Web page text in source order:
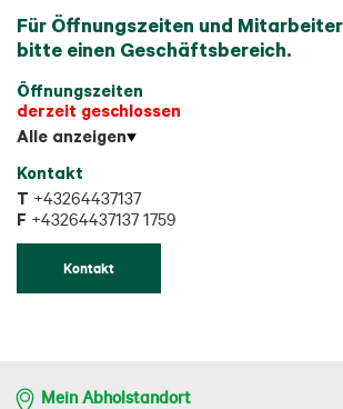
Für Öffnungszeiten und
bitte einen Geschäftsbereich.
Öffnungszeiten
derzeit geschlossen
Alle anzeigen
Kontakt
T +43264437137
F +43264437137 1759
Kontakt
Mein Abholstandort